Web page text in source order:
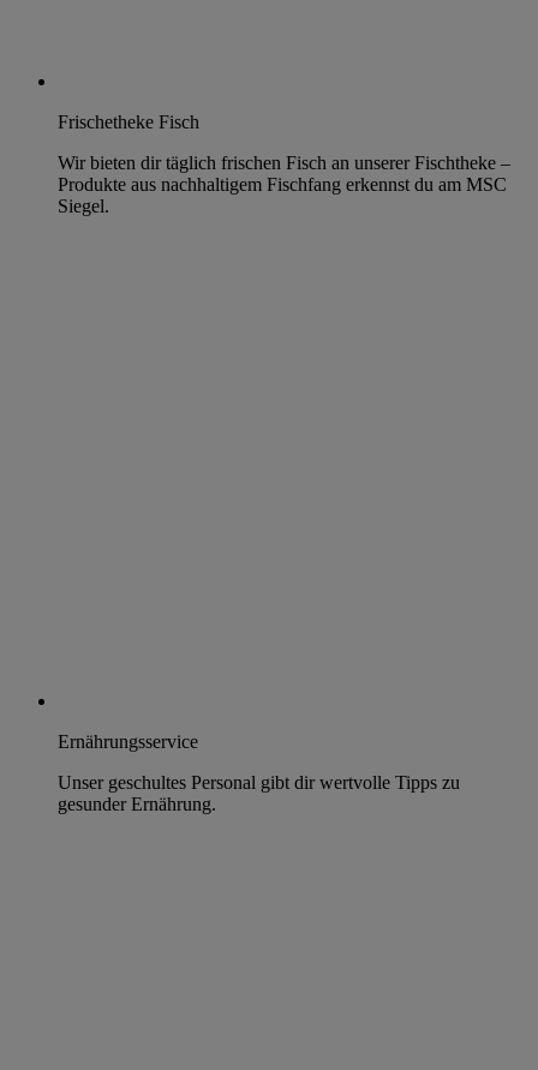
Frischetheke Fisch
Wir bieten dir täglich frischen Fisch an unserer Fischtheke –
Produkte aus nachhaltigem Fischfang erkennst du am MSC
Siegel.
Ernährungsservice
Unser geschultes Personal gibt dir wertvolle Tipps zu
gesunder Ernährung.